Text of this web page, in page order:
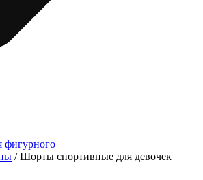
фигурного
/ Шорты спортивные для девочек